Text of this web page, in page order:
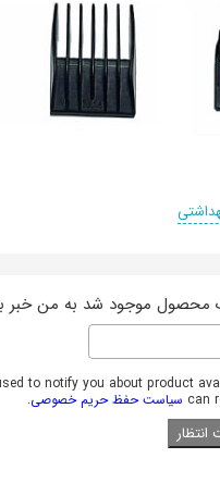
محصول موجود شد به من خبر
to notify you about product
can سیاست حفظ حریم خصوصی.